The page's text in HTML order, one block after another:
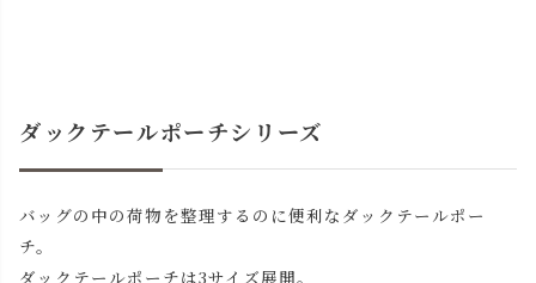
ダックテールポーチシリーズ
バッグの中の荷物を整理するのに便利なダックテールポー
チ。
ダックテールポーチは3サイズ展開。